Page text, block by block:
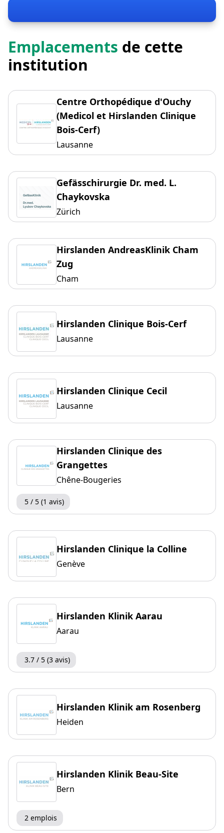
Emplacements de cette
institution
Centre Orthopédique d'Ouchy
(Medicol et Hirslanden Clinique
Bois-Cerf)
Lausanne
Gefässchirurgie Dr. med. L.
Chaykovska
Zürich
Hirslanden AndreasKlinik Cham
Zug
Cham
Hirslanden Clinique Bois-Cerf
Lausanne
Hirslanden Clinique Cecil
Lausanne
Hirslanden Clinique des
Grangettes
Chêne-Bougeries
5 / 5 (1 avis)
Hirslanden Clinique la Colline
Genève
Hirslanden Klinik Aarau
Aarau
3.7 / 5 (3 avis)
Hirslanden Klinik am Rosenberg
Heiden
Hirslanden Klinik Beau-Site
Bern
2 emplois